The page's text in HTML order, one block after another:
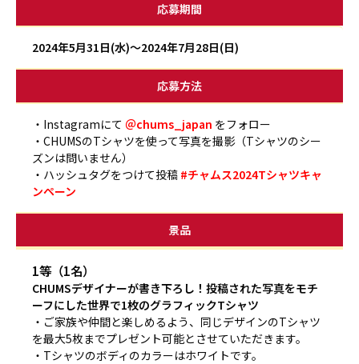
応募期間
2024年5月31日(水)～2024年7月28日(日)
応募方法
・Instagramにて ＠chums_japan をフォロー
・CHUMSのTシャツを使って写真を撮影（Tシャツのシー
ズンは問いません）
・ハッシュタグをつけて投稿 #チャムス2024Tシャツキャ
ンペーン
景品
1等（1名）
CHUMSデザイナーが書き下ろし！投稿された写真をモチ
ーフにした世界で1枚のグラフィックTシャツ
・ご家族や仲間と楽しめるよう、同じデザインのTシャツ
を最大5枚までプレゼント可能とさせていただきます。
・Tシャツのボディのカラーはホワイトです。